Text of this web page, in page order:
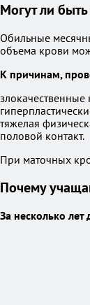
Могут ли
Обильные
объема крови
К причинам,
тяжелая
половой контакт.
При маточных
Почему
За несколько